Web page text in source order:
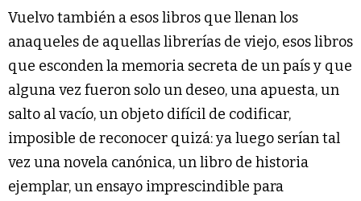
Vuelvo también a esos libros que llenan los
anaqueles de aquellas librerías de viejo, esos libros
que esconden la memoria secreta de un país y que
alguna vez fueron solo un deseo, una apuesta, un
salto al vacío, un objeto difícil de codificar,
imposible de reconocer quizá: ya luego serían tal
vez una novela canónica, un libro de historia
ejemplar, un ensayo imprescindible para